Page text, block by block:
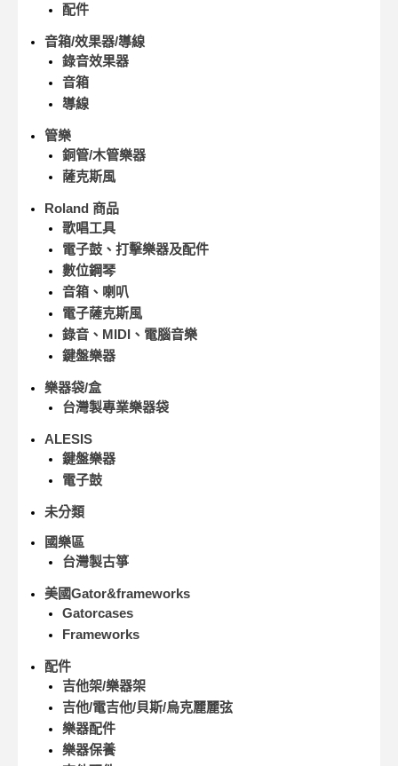
配件
音箱/效果器/導線
錄音效果器
音箱
導線
管樂
銅管/木管樂器
薩克斯風
Roland 商品
歌唱工具
電子鼓、打擊樂器及配件
數位鋼琴
音箱、喇叭
電子薩克斯風
錄音、MIDI、電腦音樂
鍵盤樂器
樂器袋/盒
台灣製專業樂器袋
ALESIS
鍵盤樂器
電子鼓
未分類
國樂區
台灣製古箏
美國Gator&frameworks
Gatorcases
Frameworks
配件
吉他架/樂器架
吉他/電吉他/貝斯/烏克麗麗弦
樂器配件
樂器保養